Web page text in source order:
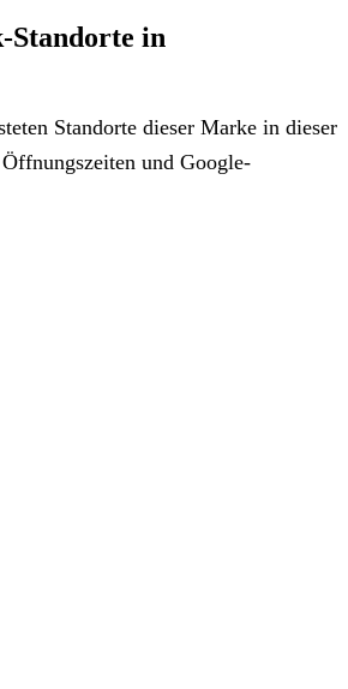
Standorte in
Standorte dieser Marke in dieser
und Google-